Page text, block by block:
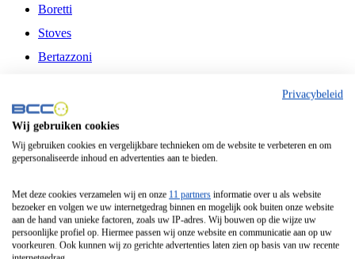
Boretti
Stoves
Bertazzoni
Fitelli
Airfryer
Frituurpan
Contactgrill
Broodbakmachine
Broodrooster
Privacybeleid
Wij gebruiken cookies
Wij gebruiken cookies en vergelijkbare technieken om de website te verbeteren en om
gepersonaliseerde inhoud en advertenties aan te bieden.
Met deze cookies verzamelen wij en onze 11 partners informatie over u als website
bezoeker en volgen we uw internetgedrag binnen en mogelijk ook buiten onze website
aan de hand van unieke factoren, zoals uw IP-adres. Wij bouwen op die wijze uw
persoonlijke profiel op. Hiermee passen wij onze website en communicatie aan op uw
voorkeuren. Ook kunnen wij zo gerichte advertenties laten zien op basis van uw recente